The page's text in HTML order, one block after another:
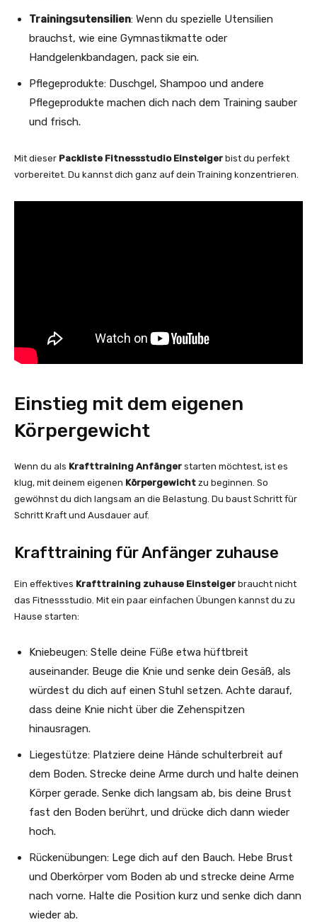
Trainingsutensilien: Wenn du spezielle Utensilien
brauchst, wie eine Gymnastikmatte oder
Handgelenkbandagen, pack sie ein.
Pflegeprodukte: Duschgel, Shampoo und andere
Pflegeprodukte machen dich nach dem Training sauber
und frisch.
Mit dieser Packliste Fitnessstudio Einsteiger bist du perfekt
vorbereitet. Du kannst dich ganz auf dein Training konzentrieren.
Einstieg mit dem eigenen
Körpergewicht
Wenn du als Krafttraining Anfänger starten möchtest, ist es
klug, mit deinem eigenen Körpergewicht zu beginnen. So
gewöhnst du dich langsam an die Belastung. Du baust Schritt für
Schritt Kraft und Ausdauer auf.
Krafttraining für Anfänger zuhause
Ein effektives Krafttraining zuhause Einsteiger braucht nicht
das Fitnessstudio. Mit ein paar einfachen Übungen kannst du zu
Hause starten:
Kniebeugen: Stelle deine Füße etwa hüftbreit
auseinander. Beuge die Knie und senke dein Gesäß, als
würdest du dich auf einen Stuhl setzen. Achte darauf,
dass deine Knie nicht über die Zehenspitzen
hinausragen.
Liegestütze: Platziere deine Hände schulterbreit auf
dem Boden. Strecke deine Arme durch und halte deinen
Körper gerade. Senke dich langsam ab, bis deine Brust
fast den Boden berührt, und drücke dich dann wieder
hoch.
Rückenübungen: Lege dich auf den Bauch. Hebe Brust
und Oberkörper vom Boden ab und strecke deine Arme
nach vorne. Halte die Position kurz und senke dich dann
wieder ab.